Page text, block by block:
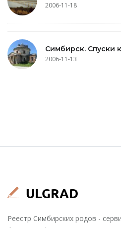
2006-11-18
Симбирск. Спуски
2006-11-13
Реестр Симбирских родов -